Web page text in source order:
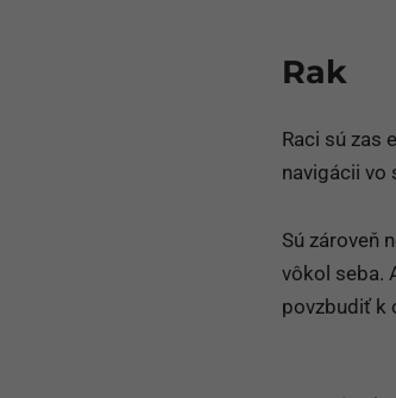
Rak
Raci sú zas
navigácii vo
Sú zároveň
vôkol seba.
povzbudiť k